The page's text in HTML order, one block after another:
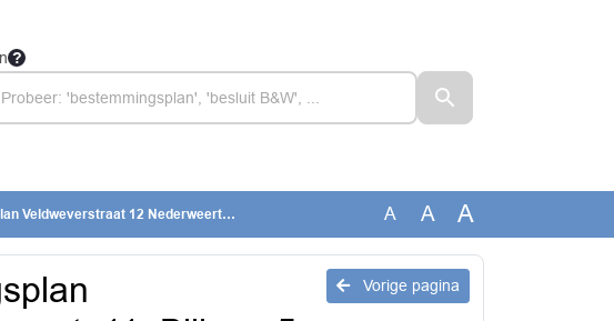
12 Nederweert_11. Bijlage 5 A A A
Vorige pagina